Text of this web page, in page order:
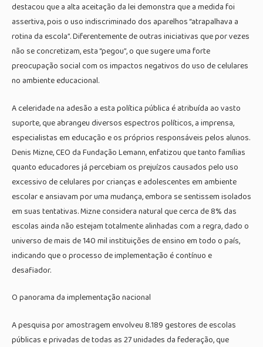
destacou que a alta aceitação da lei demonstra que a medida foi
assertiva, pois o uso indiscriminado dos aparelhos “atrapalhava a
rotina da escola”. Diferentemente de outras iniciativas que por vezes
não se concretizam, esta “pegou”, o que sugere uma forte
preocupação social com os impactos negativos do uso de celulares
no ambiente educacional.
A celeridade na adesão a esta política pública é atribuída ao vasto
suporte, que abrangeu diversos espectros políticos, a imprensa,
especialistas em educação e os próprios responsáveis pelos alunos.
Denis Mizne, CEO da Fundação Lemann, enfatizou que tanto famílias
quanto educadores já percebiam os prejuízos causados pelo uso
excessivo de celulares por crianças e adolescentes em ambiente
escolar e ansiavam por uma mudança, embora se sentissem isolados
em suas tentativas. Mizne considera natural que cerca de 8% das
escolas ainda não estejam totalmente alinhadas com a regra, dado o
universo de mais de 140 mil instituições de ensino em todo o país,
indicando que o processo de implementação é contínuo e
desafiador.
O panorama da implementação nacional
A pesquisa por amostragem envolveu 8.189 gestores de escolas
públicas e privadas de todas as 27 unidades da federação, que